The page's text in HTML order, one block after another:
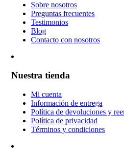
Sobre nosotros
Preguntas frecuentes
Testimonios
Blog
Contacto con nosotros
Nuestra tienda
Mi cuenta
Información de entrega
Política de devoluciones y
Política de privacidad
Términos y condiciones